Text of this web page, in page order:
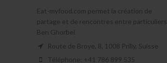
Eat-myfood.com permet la création de
partage et de rencontres entre particuliers.
Ben Ghorbel
Route de Broye, 8, 1008 Prilly, Suisse
Téléphone: +41 786 899 535